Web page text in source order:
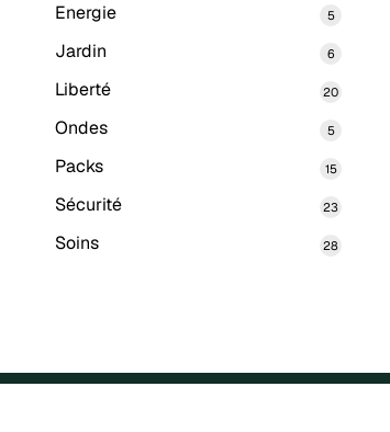
Energie 55
Jardin 66
Liberté 2020
Ondes 55
Packs 1515
Sécurité 2323
Soins 2828